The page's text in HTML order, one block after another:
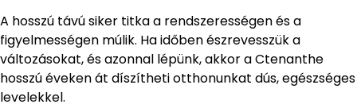
A hosszú távú siker titka a rendszerességen és a
figyelmességen múlik. Ha időben észrevesszük a
változásokat, és azonnal lépünk, akkor a Ctenanthe
hosszú éveken át díszítheti otthonunkat dús, egészséges
levelekkel.